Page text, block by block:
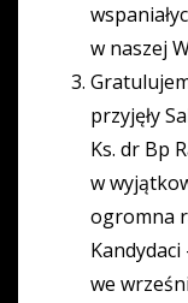
w naszej
przyjęły
Ks. dr Bp
w
ogromna
we